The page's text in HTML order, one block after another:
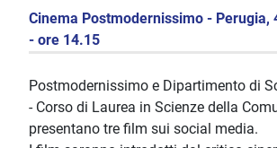
Cinema Postmodernissimo - Perugia,
- ore 14.15
Postmodernissimo e Dipartimento di
- Corso di Laurea in Scienze della
presentano tre film sui social media.